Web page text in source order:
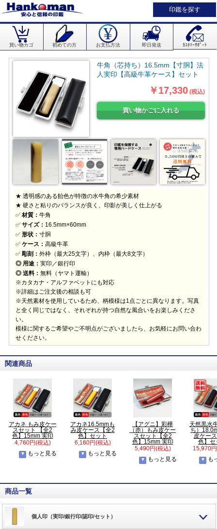
印鑑を探す
買い物カゴ 初めての方 お支払方法 即日発送 ｶｽﾀﾏｰｻﾎﾟｰﾄ
牛角（芯持ち）16.5mm【寸胴】法
人実印【高級牛革ケース】セット
￥17,330 (税込)
★ 透明感のある飴色が特徴の水牛角の希少素材
★ 硬さと粘りのバランスが良く、印影が美しく仕上がる
✅ 材質： 牛角
✅ サイズ： 16.5mm×60mm
✅ 形状： 寸胴
✅ ケース： 高級牛革
✅ 彫刻： 外枠（最大25文字）、内枠（最大8文字）
◎ 用途： 実印／銀行印
◎ 送料： 無料（ヤマト運輸）
※カタカナ・アルファベットにも対応
※詳細はご注文後の相談も可
※天然素材を使用しているため、柄模様は1点ごとに異なります。写真
と全く同じではなく、それぞれが持つ自然な風合いをお楽しみくださ
い。
模様に関するご希望やご不明点がございましたら、お気軽にお問い合わ
せください。
関連商品
アカネ もみ皮ケー
スセット 【全2
色】15mm 実印
4,760円(税込)
もっと見る
アカネ16.5mmも
み皮ケース【全2
色】セット
6,160円(税込)
もっと見る
【アグニ】彩樺
（赤）もみ皮ケー
スセット【全2
色】15mm 実印
5,490円(税込)
もっと見る
天然黒水
ち）
皮ケー
色】セ
15,970
も
商品一覧
個人印（実印/銀行印/認印/セット）